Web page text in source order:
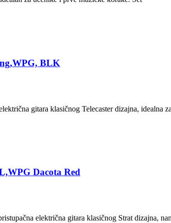
BLK
gitara klasičnog Telecaster dizajna, idealna
Dacota Red
električna gitara klasičnog Strat dizajna,